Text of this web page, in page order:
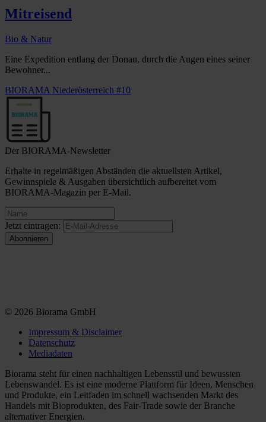
Mitreisend
Bio & Natur
Eine Expedition entlang der Donau, durch die Augen eines seiner
Bewohner...
BIORAMA Niederösterreich #10
Der BIORAMA-Newsletter
Erhalte in regelmäßigen Abständen die aktuellsten Artikel,
Gewinnspiele & Ausgaben übersichtlich aufbereitet vom
BIORAMA-Magazin per E-Mail.
Jetzt eintragen:
© 2026 Biorama GmbH
Impressum & Disclaimer
Datenschutz
Mediadaten
Biorama steht für einen nachhaltigen Lebensstil und bewussten
Lebenswandel. Es ist eine moderne Plattform für Ideen, Menschen
und Produkte, ein Leitfaden im schnell wachsenden Markt des
Handels mit Bioprodukten, des Fair-Trade sowie der Branche
alternativer Energien.